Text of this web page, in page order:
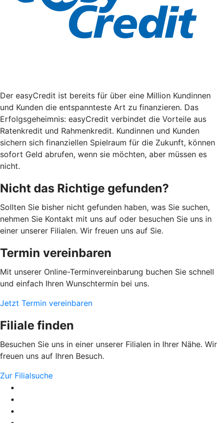
Der easyCredit ist bereits für über eine Million Kundinnen
und Kunden die entspannteste Art zu finanzieren. Das
Erfolgsgeheimnis: easyCredit verbindet die Vorteile aus
Ratenkredit und Rahmenkredit. Kundinnen und Kunden
sichern sich finanziellen Spielraum für die Zukunft, können
sofort Geld abrufen, wenn sie möchten, aber müssen es
nicht.
Nicht das Richtige gefunden?
Sollten Sie bisher nicht gefunden haben, was Sie suchen,
nehmen Sie Kontakt mit uns auf oder besuchen Sie uns in
einer unserer Filialen. Wir freuen uns auf Sie.
Termin vereinbaren
Mit unserer Online-Terminvereinbarung buchen Sie schnell
und einfach Ihren Wunschtermin bei uns.
Jetzt Termin vereinbaren
Filiale finden
Besuchen Sie uns in einer unserer Filialen in Ihrer Nähe. Wir
freuen uns auf Ihren Besuch.
Zur Filialsuche